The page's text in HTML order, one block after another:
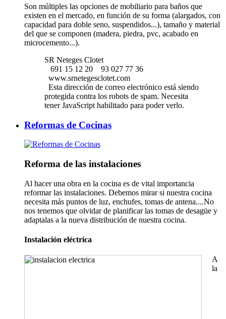
Son múltiples las opciones de mobiliario para baños que
existen en el mercado, en función de su forma (alargados, con
capacidad para doble seno, suspendidos...), tamaño y material
del que se componen (madera, piedra, pvc, acabado en
microcemento...).
SR Neteges Clotet
691 15 12 20
93 027 77 36
www.srnetegesclotet.com
Esta dirección de correo electrónico está siendo
protegida contra los robots de spam. Necesita
tener JavaScript habilitado para poder verlo.
Reformas de Cocinas
Reforma de las instalaciones
Al hacer una obra en la cocina es de vital importancia
reformar las instalaciones. Debemos mirar si nuestra cocina
necesita más puntos de luz, enchufes, tomas de antena....No
nos tenemos que olvidar de planificar las tomas de desagüe y
adaptalas a la nueva distribución de nuestra cocina.
Instalación eléctrica
A
la